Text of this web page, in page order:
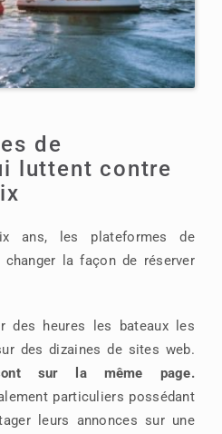
de
luttent contre
ans, les plateformes de
la façon de réserver
des heures les bateaux les
des dizaines de sites web.
sur la même page.
particuliers possédant
leurs annonces sur une